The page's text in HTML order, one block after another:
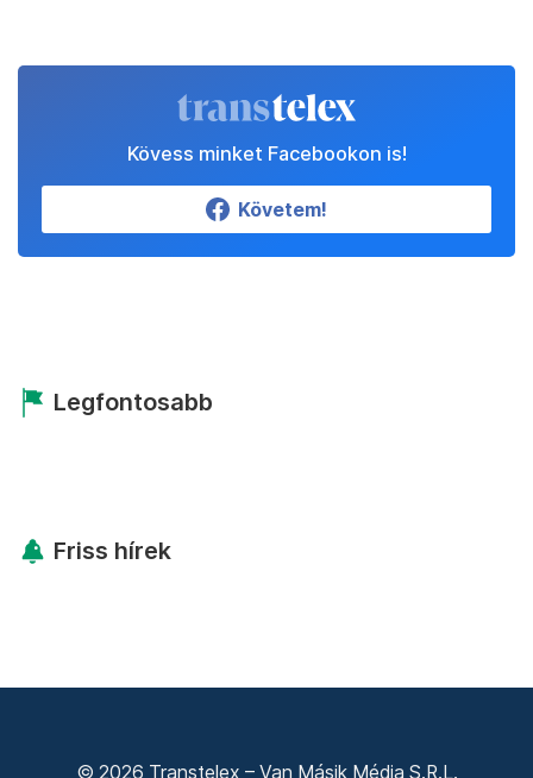
Kövess minket Facebookon is!
Követem!
Legfontosabb
Friss hírek
© 2026 Transtelex – Van Másik Média S.R.L.